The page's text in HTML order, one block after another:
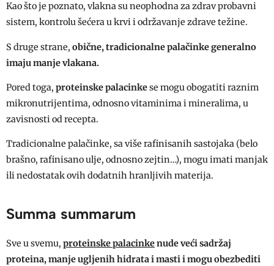
Kao što je poznato, vlakna su neophodna za zdrav probavni
sistem, kontrolu šećera u krvi i održavanje zdrave težine.
S druge strane, obične, tradicionalne palačinke generalno
imaju manje vlakana.
Pored toga, proteinske palacinkese mogu obogatiti raznim
mikronutrijentima, odnosno vitaminima i mineralima, u
zavisnosti od recepta.
Tradicionalne palačinke, sa više rafinisanih sastojaka (belo
brašno, rafinisano ulje, odnosno zejtin…), mogu imati manjak
ili nedostatak ovih dodatnih hranljivih materija.
Summa summarum
Sve u svemu, proteinske palacinkenude veći sadržaj
proteina, manje ugljenih hidrata i masti i mogu obezbediti